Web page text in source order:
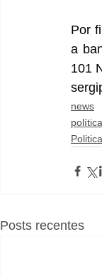
Por
a
101
news
política
Politica
Posts recentes